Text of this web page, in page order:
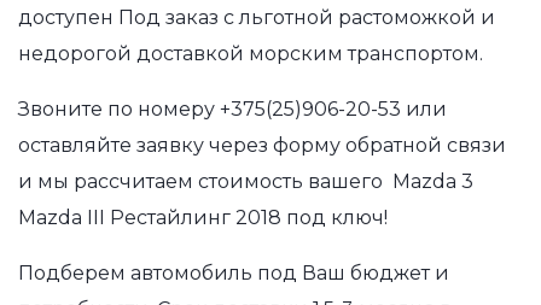
доступен Под заказ с льготной растоможкой и
недорогой доставкой морским транспортом.
Звоните по номеру +375(25)906-20-53 или
оставляйте заявку через форму обратной связи
и мы рассчитаем стоимость вашего Mazda 3
Mazda III Рестайлинг 2018 под ключ!
Подберем автомобиль под Ваш бюджет и